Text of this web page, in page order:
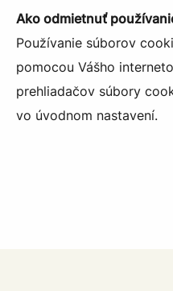
Ako odmietnuť
Používanie súborov
pomocou Vášho
prehliadačov súbory
vo úvodnom nastavení.